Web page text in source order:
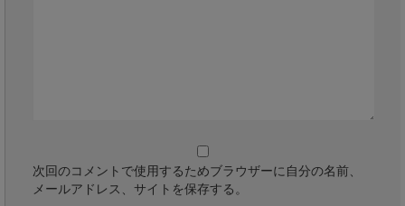
次回のコメントで使用するためブラウザーに自分の名前、
メールアドレス、サイトを保存する。